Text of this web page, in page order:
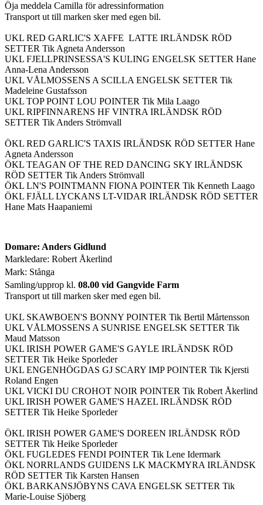
Öja meddela Camilla för adressinformation
Transport ut till marken sker med egen bil.
UKL RED GARLIC'S XAFFE LATTE IRLÄNDSK RÖD
SETTER Tik Agneta Andersson
UKL FJELLPRINSESSA'S KULING ENGELSK SETTER Hane
Anna-Lena Andersson
UKL VÅLMOSSENS A SCILLA ENGELSK SETTER Tik
Madeleine Gustafsson
UKL TOP POINT LOU POINTER Tik Mila Laago
UKL RIPFINNARENS HF VINTRA IRLÄNDSK RÖD
SETTER Tik Anders Strömvall
ÖKL RED GARLIC'S TAXIS IRLÄNDSK RÖD SETTER Hane
Agneta Andersson
ÖKL TEAGAN OF THE RED DANCING SKY IRLÄNDSK
RÖD SETTER Tik Anders Strömvall
ÖKL LN'S POINTMANN FIONA POINTER Tik Kenneth Laago
ÖKL FJÄLL LYCKANS LT-VIDAR IRLÄNDSK RÖD SETTER
Hane Mats Haapaniemi
Domare: Anders Gidlund
Markledare: Robert Åkerlind
Mark: Stånga
Samling/upprop kl. 08.00 vid Gangvide Farm
Transport ut till marken sker med egen bil.
UKL SKAWBOEN'S BONNY POINTER Tik Bertil Mårtensson
UKL VÅLMOSSENS A SUNRISE ENGELSK SETTER Tik
Maud Matsson
UKL IRISH POWER GAME'S GAYLE IRLÄNDSK RÖD
SETTER Tik Heike Sporleder
UKL ENGENHÖGDAS GJ SCARY IMP POINTER Tik Kjersti
Roland Engen
UKL VICKI DU CROHOT NOIR POINTER Tik Robert Åkerlind
UKL IRISH POWER GAME'S HAZEL IRLÄNDSK RÖD
SETTER Tik Heike Sporleder
ÖKL IRISH POWER GAME'S DOREEN IRLÄNDSK RÖD
SETTER Tik Heike Sporleder
ÖKL FUGLEDES FENDI POINTER Tik Lene Idermark
ÖKL NORRLANDS GUIDENS LK MACKMYRA IRLÄNDSK
RÖD SETTER Tik Karsten Hansen
ÖKL BARKANSJÖBYNS CAVA ENGELSK SETTER Tik
Marie-Louise Sjöberg